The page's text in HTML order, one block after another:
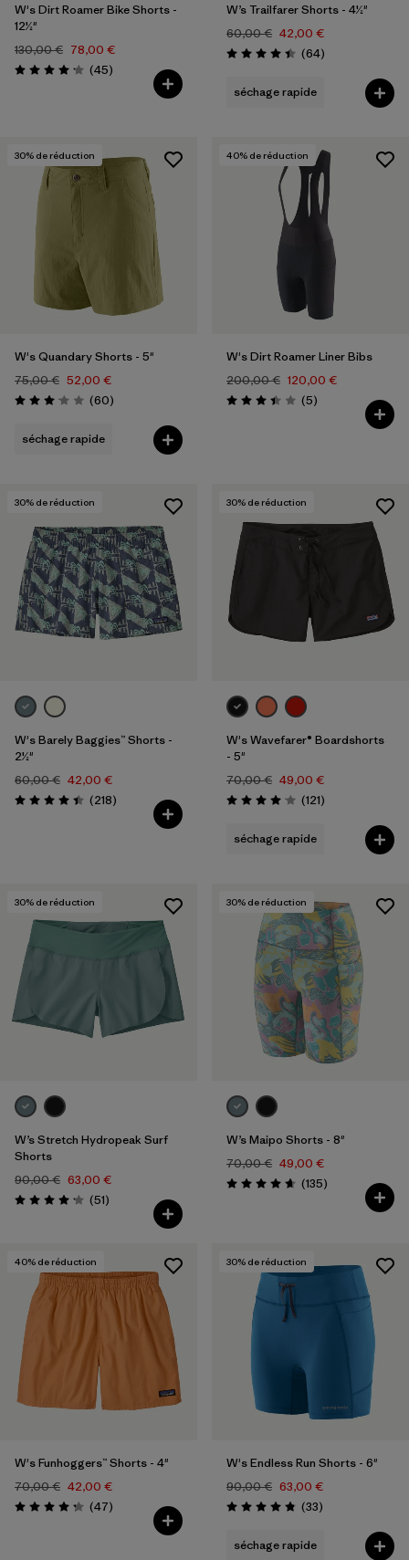
W's Dirt Roamer Bike Shorts -
12½"
130,00 € 78,00 €
Évaluation: 4.1 / 5
(45Avis
)
W’s Trailfarer Shorts - 4½"
60,00 € 42,00 €
Évaluation: 4.4 / 5
(64Avis
)
séchage rapide
30% de réduction
W's Quandary Shorts - 5"
75,00 € 52,00 €
Évaluation: 3.0 / 5
(60Avis
)
séchage rapide
40% de réduction
W's Dirt Roamer Liner Bibs
200,00 € 120,00 €
Évaluation: 3.4 / 5
(5Avis
)
30% de réduction
W's Barely Baggies™ Shorts -
2½"
60,00 € 42,00 €
Évaluation: 4.4 / 5
(218Avis
)
30% de réduction
W's Wavefarer® Boardshorts
- 5"
70,00 € 49,00 €
Évaluation: 4.0 / 5
(121Avis
)
séchage rapide
30% de réduction
W’s Stretch Hydropeak Surf
Shorts
90,00 € 63,00 €
Évaluation: 4.1 / 5
(51Avis
)
30% de réduction
W’s Maipo Shorts - 8"
70,00 € 49,00 €
Évaluation: 4.6 / 5
(135Avis
)
40% de réduction
W's Funhoggers™ Shorts - 4"
70,00 € 42,00 €
Évaluation: 4.3 / 5
(47Avis
)
30% de réduction
W's Endless Run Shorts - 6"
90,00 € 63,00 €
Évaluation: 4.8 / 5
(33Avis
)
séchage rapide